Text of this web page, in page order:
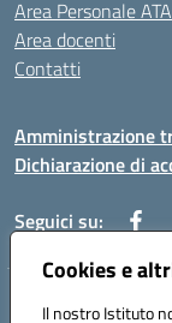
Cookies e
Il nostro Istituto
Area Personale ATA
Area docenti
Contatti
Amministrazione
Dichiarazione di
Seguici su:
Indirizzo: VIA